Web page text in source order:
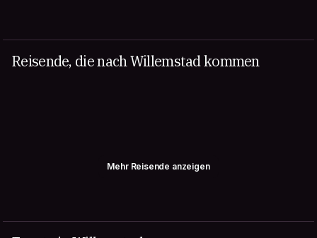
Reisende, die nach Willemstad kommen
Mehr Reisende anzeigen